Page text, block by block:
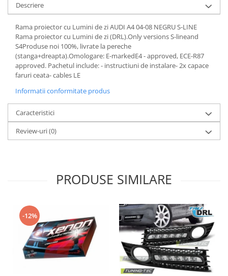
Descriere
Rama proiector cu Lumini de zi AUDI A4 04-08 NEGRU S-LINE
Rama proiector cu Lumini de zi (DRL).Only versions S-lineand
S4Produse noi 100%, livrate la pereche
(stanga+dreapta).Omologare: E-markedE4 - approved, ECE-R87
approved. Pachetul include: - instructiuni de instalare- 2x capace
faruri ceata- cables LE
Informatii conformitate produs
Caracteristici
Review-uri(0)
PRODUSE SIMILARE
-12%